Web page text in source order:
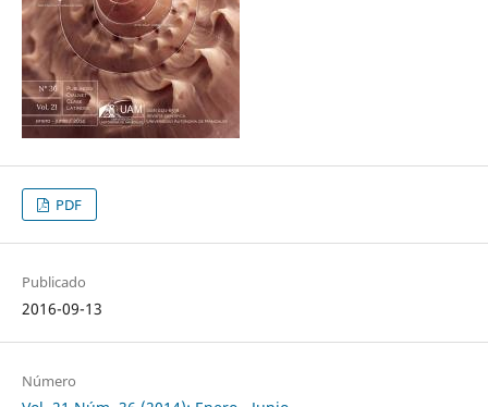
PDF
Publicado
2016-09-13
Número